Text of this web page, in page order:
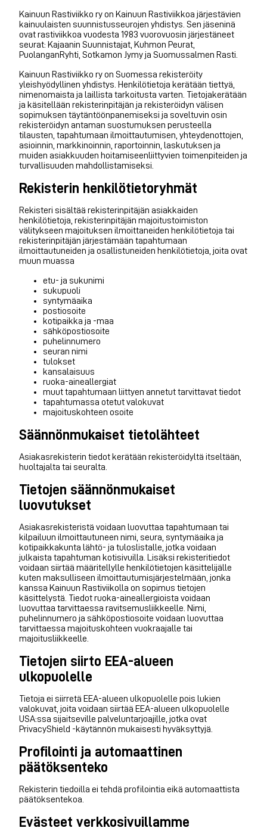
Kainuun Rastiviikko ry on Kainuun Rastiviikkoa järjestävien
kainuulaisten suunnistusseurojen yhdistys. Sen jäseninä
ovat rastiviikkoa vuodesta 1983 vuorovuosin järjestäneet
seurat: Kajaanin Suunnistajat, Kuhmon Peurat,
PuolanganRyhti, Sotkamon Jymy ja Suomussalmen Rasti.
Kainuun Rastiviikko ry on Suomessa rekisteröity
yleishyödyllinen yhdistys. Henkilötietoja kerätään tiettyä,
nimenomaista ja laillista tarkoitusta varten. Tietojakerätään
ja käsitellään rekisterinpitäjän ja rekisteröidyn välisen
sopimuksen täytäntöönpanemiseksi ja soveltuvin osin
rekisteröidyn antaman suostumuksen perusteella
tilausten, tapahtumaan ilmoittautumisen, yhteydenottojen,
asioinnin, markkinoinnin, raportoinnin, laskutuksen ja
muiden asiakkuuden hoitamiseenliittyvien toimenpiteiden ja
turvallisuuden mahdollistamiseksi.
Rekisterin henkilötietoryhmät
Rekisteri sisältää rekisterinpitäjän asiakkaiden
henkilötietoja, rekisterinpitäjän majoitustoimiston
välitykseen majoituksen ilmoittaneiden henkilötietoja tai
rekisterinpitäjän järjestämään tapahtumaan
ilmoittautuneiden ja osallistuneiden henkilötietoja, joita ovat
muun muassa
etu- ja sukunimi
sukupuoli
syntymäaika
postiosoite
kotipaikka ja -maa
sähköpostiosoite
puhelinnumero
seuran nimi
tulokset
kansalaisuus
ruoka-aineallergiat
muut tapahtumaan liittyen annetut tarvittavat tiedot
tapahtumassa otetut valokuvat
majoituskohteen osoite
Säännönmukaiset tietolähteet
Asiakasrekisterin tiedot kerätään rekisteröidyltä itseltään,
huoltajalta tai seuralta.
Tietojen säännönmukaiset
luovutukset
Asiakasrekisteristä voidaan luovuttaa tapahtumaan tai
kilpailuun ilmoittautuneen nimi, seura, syntymäaika ja
kotipaikkakunta lähtö- ja tuloslistalle, jotka voidaan
julkaista tapahtuman kotisivuilla. Lisäksi rekisteritiedot
voidaan siirtää määritellylle henkilötietojen käsittelijälle
kuten maksulliseen ilmoittautumisjärjestelmään, jonka
kanssa Kainuun Rastiviikolla on sopimus tietojen
käsittelystä. Tiedot ruoka-aineallergioista voidaan
luovuttaa tarvittaessa ravitsemusliikkeelle. Nimi,
puhelinnumero ja sähköpostiosoite voidaan luovuttaa
tarvittaessa majoituskohteen vuokraajalle tai
majoitusliikkeelle.
Tietojen siirto EEA-alueen
ulkopuolelle
Tietoja ei siirretä EEA-alueen ulkopuolelle pois lukien
valokuvat, joita voidaan siirtää EEA-alueen ulkopuolelle
USA:ssa sijaitseville palveluntarjoajille, jotka ovat
PrivacyShield -käytännön mukaisesti hyväksyttyjä.
Profilointi ja automaattinen
päätöksenteko
Rekisterin tiedoilla ei tehdä profilointia eikä automaattista
päätöksentekoa.
Evästeet verkkosivuillamme